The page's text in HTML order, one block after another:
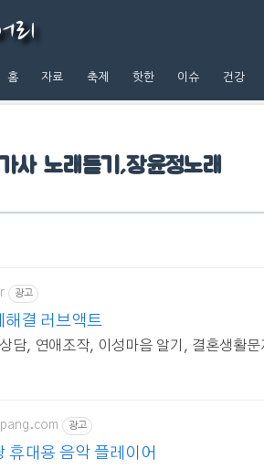
리
홈 자료 축제 핫한 이슈 건강
사 노래듣기,장윤정노래
광고
해결 러브액트
담, 연애조작, 이성마음 알기, 결혼생활
광고
휴대용 음악 플레이어